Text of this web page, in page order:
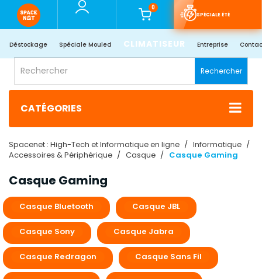
0
SPÉCIALE ÉTÉ
Déstockage Spéciale Mouled CLIMATISEUR Entreprise
Rechercher
CATÉGORIES
Spacenet : High-Tech et Informatique en ligne
Informatique
Accessoires & Périphérique
Casque Casque Gaming
Casque Gaming
Casque Bluetooth Casque JBL
Casque Sony Casque Jabra
Casque Redragon Casque Sans Fil